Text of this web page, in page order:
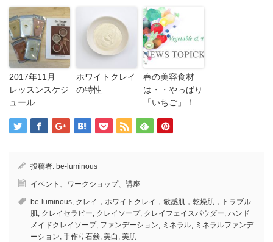
2017年11月
レッスンスケジ
ュール
ホワイトクレイ
の特性
春の美容食材
は・・やっぱり
「いちご」！
投稿者: be-luminous
イベント、ワークショップ、講座
be-luminous クレイ，ホワイトクレイ，敏感肌，乾燥肌，トラブル
肌 クレイセラピー クレイソープ, クレイフェイスパウダー ハンド
メイドクレイソープ, ファンデーション ミネラル
ミネラルファンデ
ーション 手作り石鹸 美白 美肌